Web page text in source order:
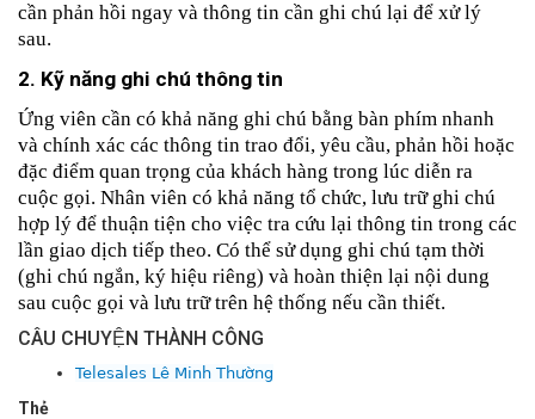
cần phản hồi ngay và thông tin cần ghi chú lại để xử lý
sau.
2. Kỹ năng ghi chú thông tin
Ứng viên cần có khả năng ghi chú bằng bàn phím nhanh
và chính xác các thông tin trao đổi, yêu cầu, phản hồi hoặc
đặc điểm quan trọng của khách hàng trong lúc diễn ra
cuộc gọi. Nhân viên có khả năng tổ chức, lưu trữ ghi chú
hợp lý để thuận tiện cho việc tra cứu lại thông tin trong các
lần giao dịch tiếp theo. Có thể sử dụng ghi chú tạm thời
(ghi chú ngắn, ký hiệu riêng) và hoàn thiện lại nội dung
sau cuộc gọi và lưu trữ trên hệ thống nếu cần thiết.
CÂU CHUYỆN THÀNH CÔNG
Telesales Lê Minh Thường
Thẻ